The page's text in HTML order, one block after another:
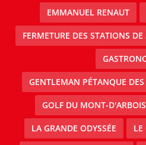
EMMANUEL RENAUT
FERMETURE DES STATIONS DE
GENTLEMAN PÉTANQUE
GOLF DU MONT-D'ARBOIS
LA GRANDE ODYSSÉE LE